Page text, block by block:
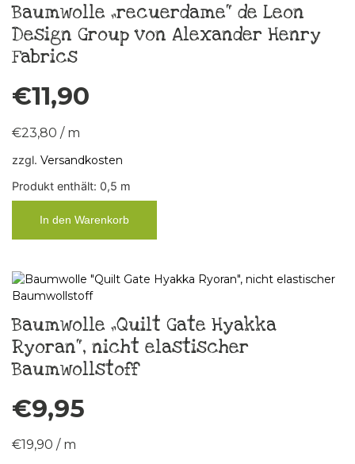
Baumwolle „recuerdame“ de Leon
Design Group von Alexander Henry
Fabrics
€11,90
€23,80 / m
zzgl. Versandkosten
Produkt enthält: 0,5 m
In den Warenkorb
Baumwolle „Quilt Gate Hyakka
Ryoran“, nicht elastischer
Baumwollstoff
€9,95
€19,90 / m